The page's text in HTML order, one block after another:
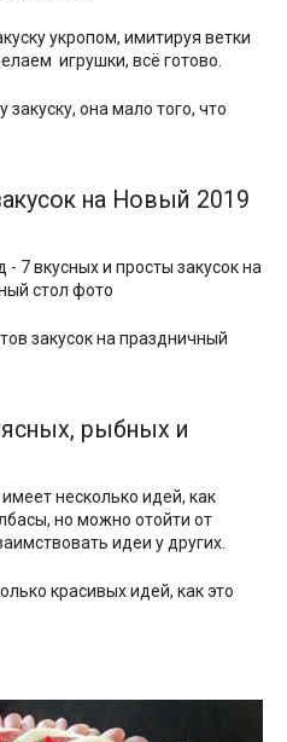
укропом, имитируя ветки
игрушки, всё готово.
закуску, она мало того, что
на Новый 2019
закусок на праздничный
рыбных и
несколько идей, как
но можно отойти от
идеи у других.
красивых идей, как это